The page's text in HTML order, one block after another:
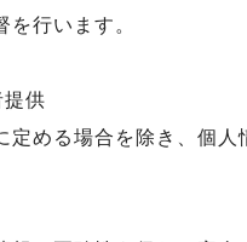
を行います。
供
定める場合を除き、個